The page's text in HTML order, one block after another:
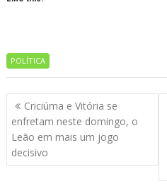
POLÍTICA
Navegação
de
artigos
Criciúma e Vitória se
enfretam neste domingo, o
Leão em mais um jogo
decisivo